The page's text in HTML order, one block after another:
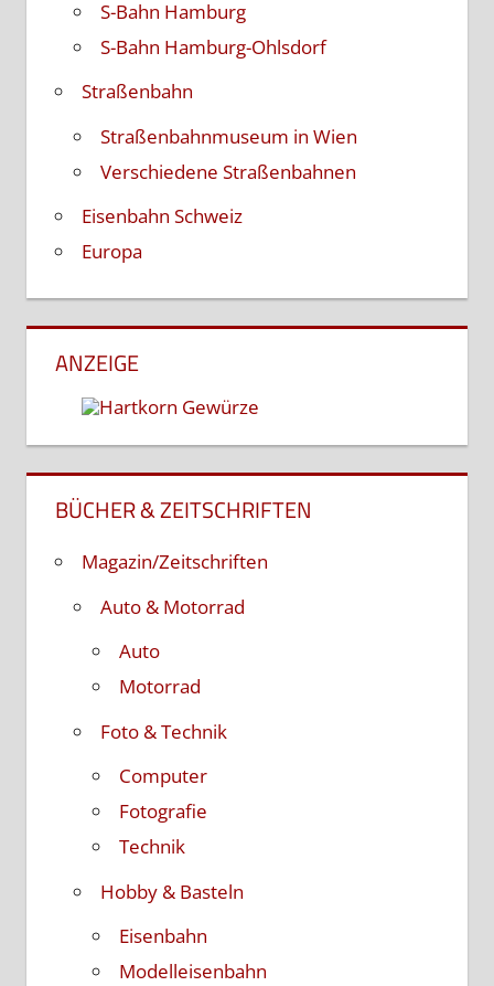
S-Bahn Hamburg
S-Bahn Hamburg-Ohlsdorf
Straßenbahn
Straßenbahnmuseum in Wien
Verschiedene Straßenbahnen
Eisenbahn Schweiz
Europa
ANZEIGE
BÜCHER & ZEITSCHRIFTEN
Magazin/Zeitschriften
Auto & Motorrad
Auto
Motorrad
Foto & Technik
Computer
Fotografie
Technik
Hobby & Basteln
Eisenbahn
Modelleisenbahn